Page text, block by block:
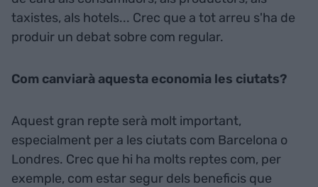
taxistes, als hotels... Crec que a tot arreu s'ha de
produir un debat sobre com regular.
Com canviarà aquesta economia les ciutats?
Aquest gran repte serà molt important,
especialment per a les ciutats com Barcelona o
Londres. Crec que hi ha molts reptes com, per
exemple, com estar segur dels beneficis que